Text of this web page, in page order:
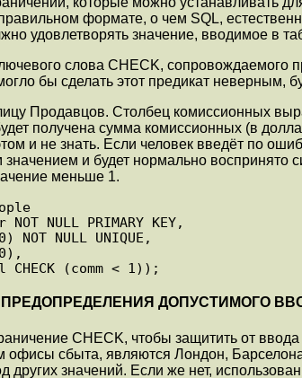
формате, о чем SQL,
удовлетворять значение, вводимое в
слова CHECK,
бы сделать этот предикат неверным,
Продавцов. Столбец комиссионных
получена сумма комиссионных (в
и не знать. Если человек введёт по
и будет нормально
меньше 1.
CHECK (comm < 1));
ПРЕДОПРЕДЕЛЕНИЯ ДОПУСТИМОГО
CHECK, чтобы защитить от
офисы сбыта, являются Лондон,
других значений. Если же нет,